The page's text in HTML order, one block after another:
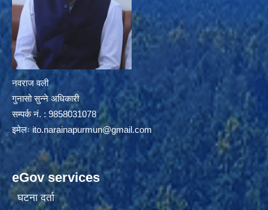
नवराज वली
गुनासो सुन्ने अधिकारी
सम्पर्क नं. : 9858031078
इमेलःito.narainapurmun@gmail.com
eGov services
घटना दर्ता